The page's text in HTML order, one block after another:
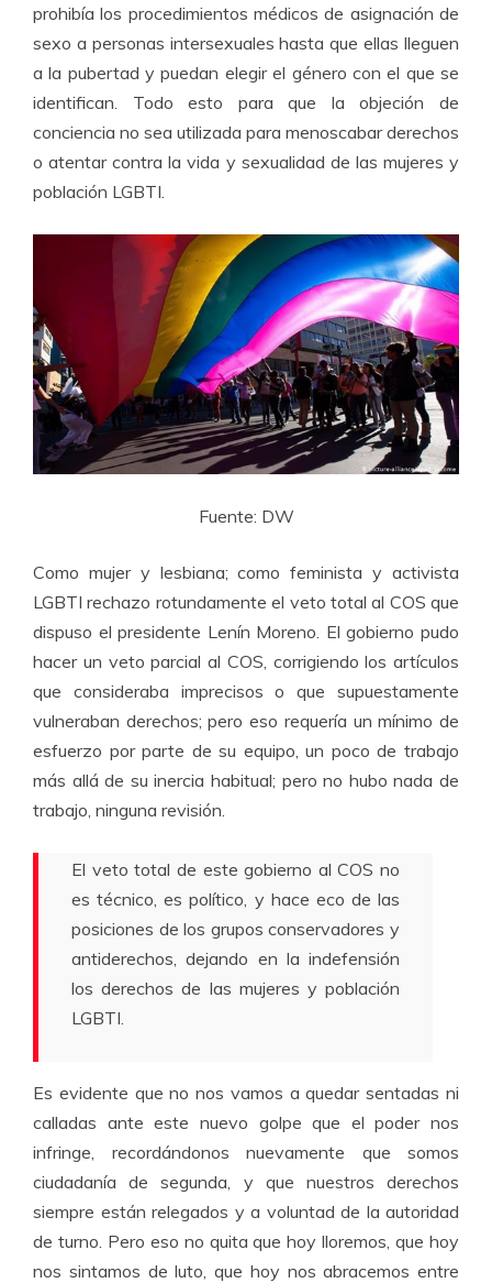
prohibía los procedimientos médicos de asignación de
sexo a personas intersexuales hasta que ellas lleguen
a la pubertad y puedan elegir el género con el que se
identifican. Todo esto para que la objeción de
conciencia no sea utilizada para menoscabar derechos
o atentar contra la vida y sexualidad de las mujeres y
población LGBTI.
Fuente: DW
Como mujer y lesbiana; como feminista y activista
LGBTI rechazo rotundamente el veto total al COS que
dispuso el presidente Lenín Moreno. El gobierno pudo
hacer un veto parcial al COS, corrigiendo los artículos
que consideraba imprecisos o que supuestamente
vulneraban derechos; pero eso requería un mínimo de
esfuerzo por parte de su equipo, un poco de trabajo
más allá de su inercia habitual; pero no hubo nada de
trabajo, ninguna revisión.
El veto total de este gobierno al COS no
es técnico, es político, y hace eco de las
posiciones de los grupos conservadores y
antiderechos, dejando en la indefensión
los derechos de las mujeres y población
LGBTI.
Es evidente que no nos vamos a quedar sentadas ni
calladas ante este nuevo golpe que el poder nos
infringe, recordándonos nuevamente que somos
ciudadanía de segunda, y que nuestros derechos
siempre están relegados y a voluntad de la autoridad
de turno. Pero eso no quita que hoy lloremos, que hoy
nos sintamos de luto, que hoy nos abracemos entre